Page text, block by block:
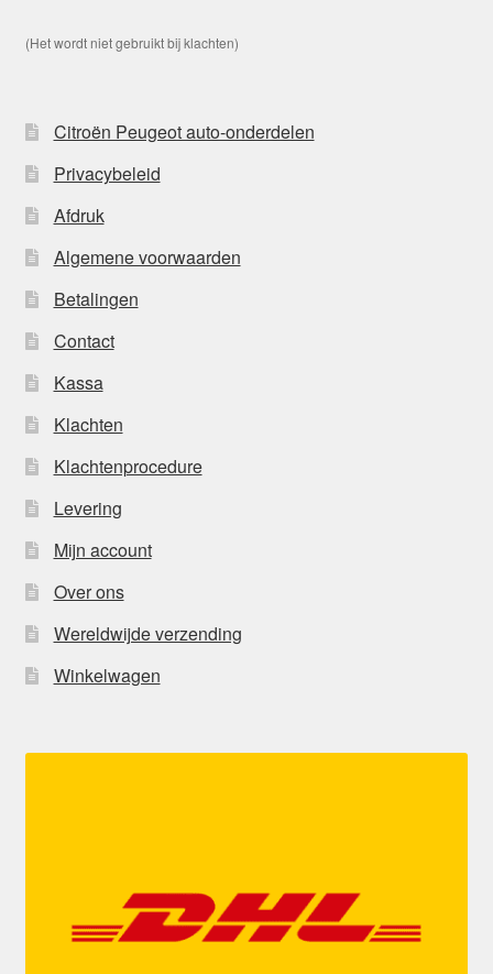
(Het wordt niet gebruikt bij klachten)
Citroën Peugeot auto-onderdelen
Privacybeleid
Afdruk
Algemene voorwaarden
Betalingen
Contact
Kassa
Klachten
Klachtenprocedure
Levering
Mijn account
Over ons
Wereldwijde verzending
Winkelwagen